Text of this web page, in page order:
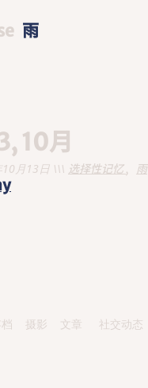
雨
10月
月13日 \\\ 选择性记忆 雨
摄影 文章 社交动态